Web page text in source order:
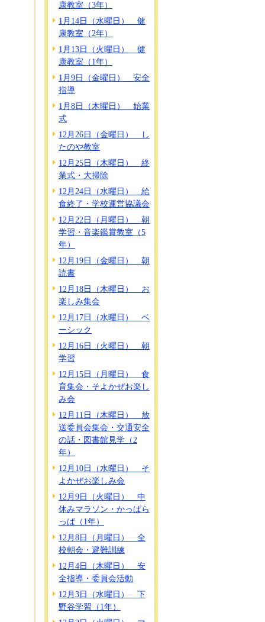
康教室（3年）
1月14日（水曜日） 健
康教室（2年）
1月13日（火曜日） 健
康教室（1年）
1月9日（金曜日） 安全
指導
1月8日（木曜日） 始業
式
12月26日（金曜日） し
たのや教室
12月25日（木曜日） 終
業式・大掃除
12月24日（水曜日） 給
食終了・学校運営協議会
12月22日（月曜日） 朝
学習・音楽鑑賞教室（5
年）
12月19日（金曜日） 朝
読書
12月18日（木曜日） お
楽しみ集会
12月17日（水曜日） ベ
ーシック
12月16日（火曜日） 朝
学習
12月15日（月曜日） 食
育集会・そよかぜお楽し
み会
12月11日（木曜日） 放
送委員会集会・交通安全
の話・図書館見学（2
年）
12月10日（水曜日） そ
よかぜお楽しみ会
12月9日（火曜日） 中
休みマラソン・かっぱら
っぱ（1年）
12月8日（月曜日） 全
校朝会・避難訓練
12月4日（木曜日） 安
全指導・委員会活動
12月3日（水曜日） 下
野谷学習（1年）